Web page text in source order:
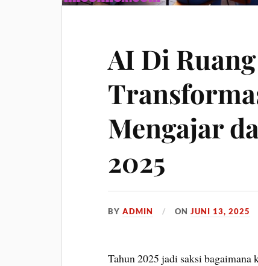
AI Di
Mengajar
2025
BYADMIN ONJUNI 13, 2025
Tahun 2025 jadi saksi